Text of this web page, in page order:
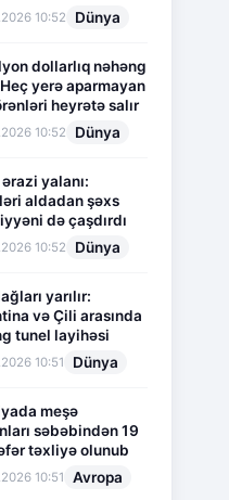
10:52 Dünya
dollarlıq nəhəng
yerə aparmayan
heyrətə salır
10:52 Dünya
yalanı:
aldadan şəxs
də çaşdırdı
10:52 Dünya
yarılır:
və Çili arasında
tunel layihəsi
10:51 Dünya
meşə
səbəbindən 19
təxliyə olunub
10:51 Avropa